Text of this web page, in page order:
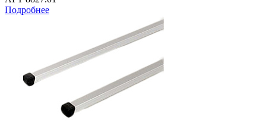
Подробнее